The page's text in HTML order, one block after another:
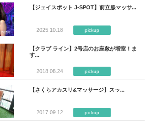
【ジェイスポット J-SPOT】前立腺マッサ...
2025.10.18 pickup
【クラブ ライン】2号店のお座敷が増室！ま
す...
2018.08.24 pickup
【さくらアカスリ&マッサージ】スッ...
2017.09.12 pickup